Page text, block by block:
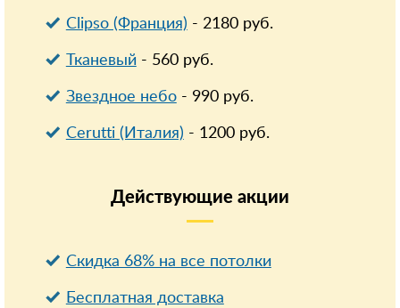
Clipso (Франция) - 2180руб.
Тканевый- 560руб.
Звездное небо- 990руб.
Cerutti (Италия) - 1200руб.
Действующие акции
Скидка 68% на все потолки
Бесплатная доставка